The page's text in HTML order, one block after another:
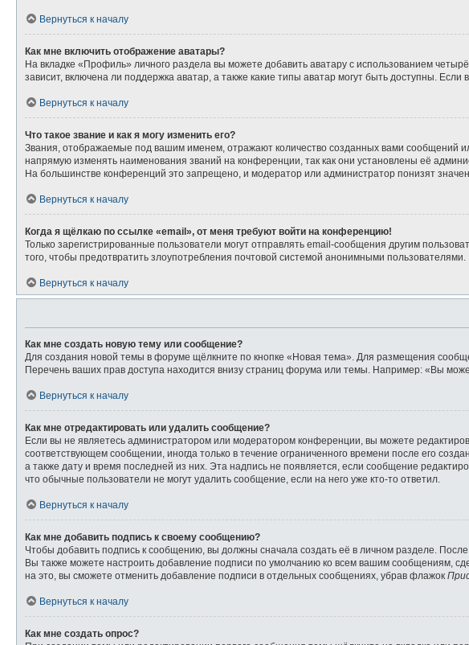
Вернуться к началу
Как мне включить отображение аватары?
На вкладке «Профиль» личного раздела вы можете добавить аватару с использованием
зависит, включена ли поддержка аватар, а также какие типы аватар могут быть доступны.
Вернуться к началу
Что такое звание и как я могу изменить его?
Звания, отображаемые под вашим именем, отражают количество созданных вами
напрямую изменять наименования званий на конференции, так как они установлены её
На большинстве конференций это запрещено, и модератор или администратор понизят
Вернуться к началу
Когда я щёлкаю по ссылке «email», от меня требуют войти на конференцию!
Только зарегистрированные пользователи могут отправлять email-сообщения другим
того, чтобы предотвратить злоупотребления почтовой системой анонимными пользователями.
Вернуться к началу
Как мне создать новую тему или сообщение?
Для создания новой темы в форуме щёлкните по кнопке «Новая тема». Для размещения
Перечень ваших прав доступа находится внизу страниц форума или темы. Например: «Вы
Вернуться к началу
Как мне отредактировать или удалить сообщение?
Если вы не являетесь администратором или модератором конференции, вы можете
соответствующем сообщении, иногда только в течение ограниченного времени после его
а также дату и время последней из них. Эта надпись не появляется, если сообщение
что обычные пользователи не могут удалить сообщение, если на него уже кто-то ответил.
Вернуться к началу
Как мне добавить подпись к своему сообщению?
Чтобы добавить подпись к сообщению, вы должны сначала создать её в личном разделе.
Вы также можете настроить добавление подписи по умолчанию ко всем вашим сообщениям,
на это, вы сможете отменить добавление подписи в отдельных сообщениях, убрав флажок
Вернуться к началу
Как мне создать опрос?